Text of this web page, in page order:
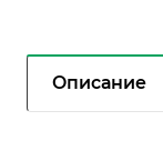
Описание